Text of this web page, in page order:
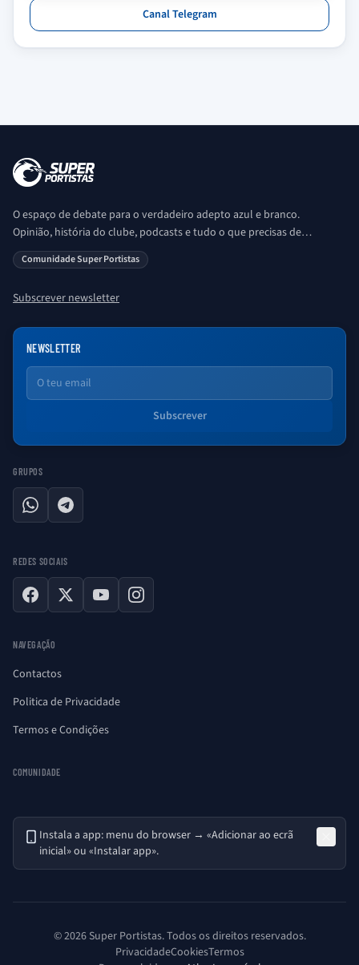
Canal Telegram
O espaço de debate para o verdadeiro adepto azul e branco.
Opinião, história do clube, podcasts e tudo o que precisas de
saber sobre o universo Porto. Ser Porto é aqui!
Comunidade Super Portistas
Subscrever newsletter
NEWSLETTER
Email
Subscrever
GRUPOS
WhatsAppTelegram
REDES SOCIAIS
Facebook
X YouTubeInstagram
NAVEGAÇÃO
Contactos
Politica de Privacidade
Termos e Condições
COMUNIDADE
Instala a app: menu do browser → «Adicionar ao ecrã
inicial» ou «Instalar app».
© 2026 Super Portistas. Todos os direitos reservados.
PrivacidadeCookiesTermos